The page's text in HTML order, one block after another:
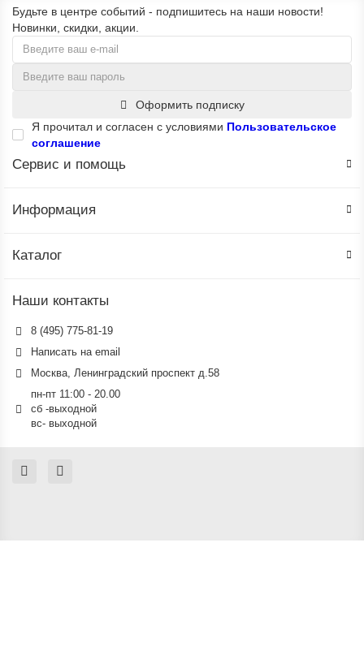
Будьте в центре событий - подпишитесь на наши новости!
Новинки, скидки, акции.
Оформить подписку
Я прочитал и согласен с условиями Пользовательское
соглашение
Сервис и помощь
Информация
Каталог
Наши контакты
8 (495) 775-81-19
Написать на email
Москва, Ленинградский проспект д.58
пн-пт 11:00 - 20.00
сб -выходной
вс- выходной